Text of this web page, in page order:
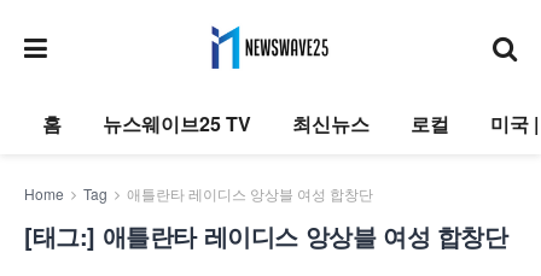
홈 뉴스웨이브25 TV 최신뉴스 로컬 미국
Home Tag 애틀란타 레이디스 앙상블 여성 합창단
[태그:] 애틀란타 레이디스 앙상블 여성 합창단